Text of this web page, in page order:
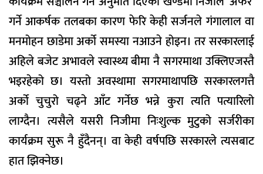
गर्ने आकर्षक तलबका कारण फेरि केही सर्जनले गंगालाल वा
मनमोहन छाडेमा अर्को समस्या नआउने होइन। तर सरकारलाई
अहिले बजेट अभावले स्वास्थ्य बीमा नै सगरमाथा उक्लिएजस्तै
भइरहेको छ। यस्तो अवस्थामा सगरमाथापछि सरकारलगत्तै
अर्को चुचुरो चढ्ने आँट गर्नेछ भन्ने कुरा त्यति पत्यारिलो
लाग्दैन। त्यसैले यसरी निजीमा निःशुल्क मुटुको सर्जरीका
कार्यक्रम सुरू नै हुँदैनन्। वा केही वर्षपछि सरकारले त्यसबाट
हात झिक्नेछ।